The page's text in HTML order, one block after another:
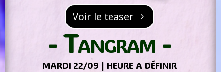
Voir le teaser
- Tangram -
MARDI 22/09 | HEURE A DÉFINIR